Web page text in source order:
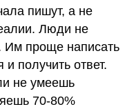
пишут, а не
Люди не
Им проще написать
получить ответ.
не умеешь
70-80%